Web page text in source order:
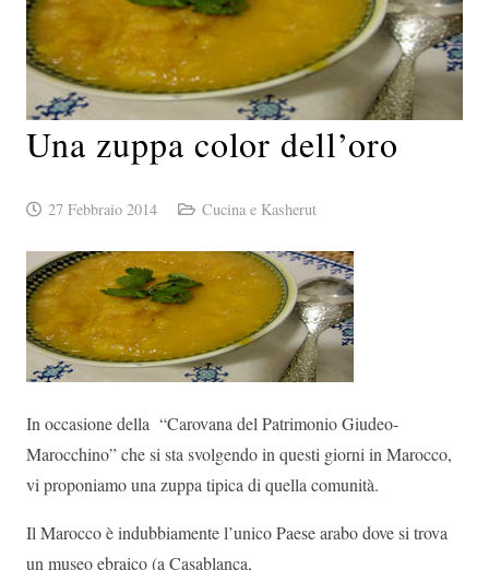
Una zuppa color dell’oro
27 Febbraio 2014 Cucina e Kasherut
In occasione della “Carovana del Patrimonio Giudeo-
Marocchino” che si sta svolgendo in questi giorni in Marocco,
vi proponiamo una zuppa tipica di quella comunità.
Il Marocco è indubbiamente l’unico Paese arabo dove si trova
un museo ebraico (a Casablanca,